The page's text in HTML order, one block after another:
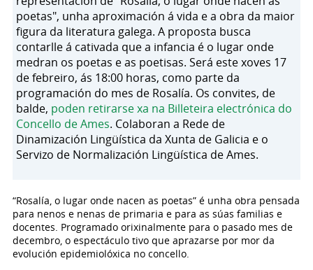
poetas", unha aproximación á vida e a obra da maior
figura da literatura galega. A proposta busca
contarlle á cativada que a infancia é o lugar onde
medran os poetas e as poetisas. Será este xoves 17
de febreiro, ás 18:00 horas, como parte da
programación do mes de Rosalía. Os convites, de
balde, poden retirarse xa na Billeteira electrónica do
Concello de Ames. Colaboran a Rede de
Dinamización Lingüística da Xunta de Galicia e o
Servizo de Normalización Lingüística de Ames.
“Rosalía, o lugar onde nacen as poetas” é unha obra pensada
para nenos e nenas de primaria e para as súas familias e
docentes. Programado orixinalmente para o pasado mes de
decembro, o espectáculo tivo que aprazarse por mor da
evolución epidemiolóxica no concello.